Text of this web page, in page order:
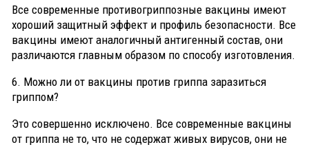
Все современные противогриппозные вакцины имеют
хороший защитный эффект и профиль безопасности. Все
вакцины имеют аналогичный антигенный состав, они
различаются главным образом по способу изготовления.
6. Можно ли от вакцины против гриппа заразиться
гриппом?
Это совершенно исключено. Все современные вакцины
от гриппа не то, что не содержат живых вирусов, они не